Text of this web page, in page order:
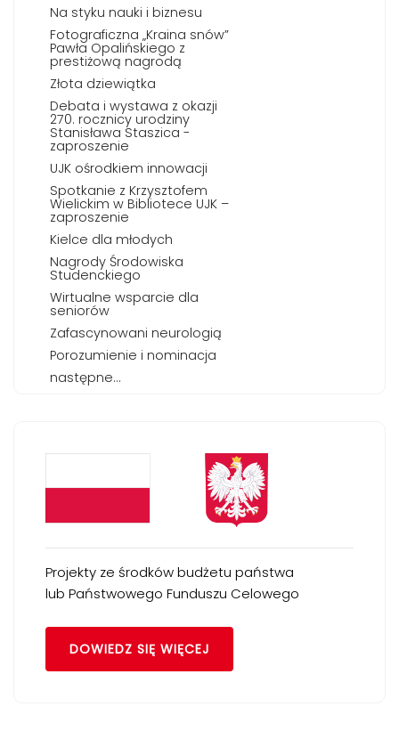
Na styku nauki i biznesu
Fotograficzna „Kraina snów”
Pawła Opalińskiego z
prestiżową nagrodą
Złota dziewiątka
Debata i wystawa z okazji
270. rocznicy urodziny
Stanisława Staszica -
zaproszenie
UJK ośrodkiem innowacji
Spotkanie z Krzysztofem
Wielickim w Bibliotece UJK –
zaproszenie
Kielce dla młodych
Nagrody Środowiska
Studenckiego
Wirtualne wsparcie dla
seniorów
Zafascynowani neurologią
Porozumienie i nominacja
następne...
Projekty ze środków budżetu państwa
lub Państwowego Funduszu Celowego
DOWIEDZ SIĘ WIĘCEJ